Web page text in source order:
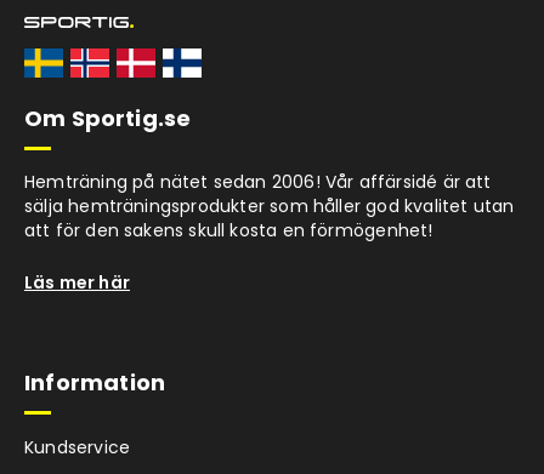
Om Sportig.se
Hemträning på nätet sedan 2006! Vår affärsidé är att
sälja hemträningsprodukter som håller god kvalitet utan
att för den sakens skull kosta en förmögenhet!
Läs mer här
Information
Kundservice